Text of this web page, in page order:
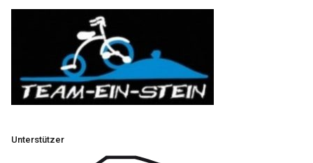
Unterstützer